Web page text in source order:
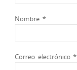
Nombre *
Correo electrónico*